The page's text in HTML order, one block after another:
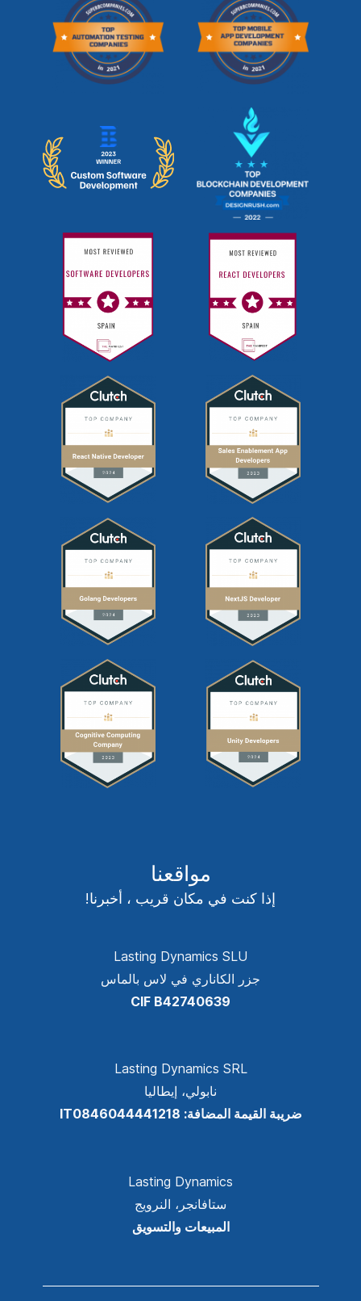
مواقعنا
إذا كنت في مكان قريب ، أخبرنا!
Lasting Dynamics SLU
جزر الكاناري في لاس بالماس
CIF B42740639
Lasting Dynamics SRL
نابولي، إيطاليا
ضريبة القيمة المضافة: IT0846044441218
Lasting Dynamics
ستافانجر، النرويج
المبيعات والتسويق